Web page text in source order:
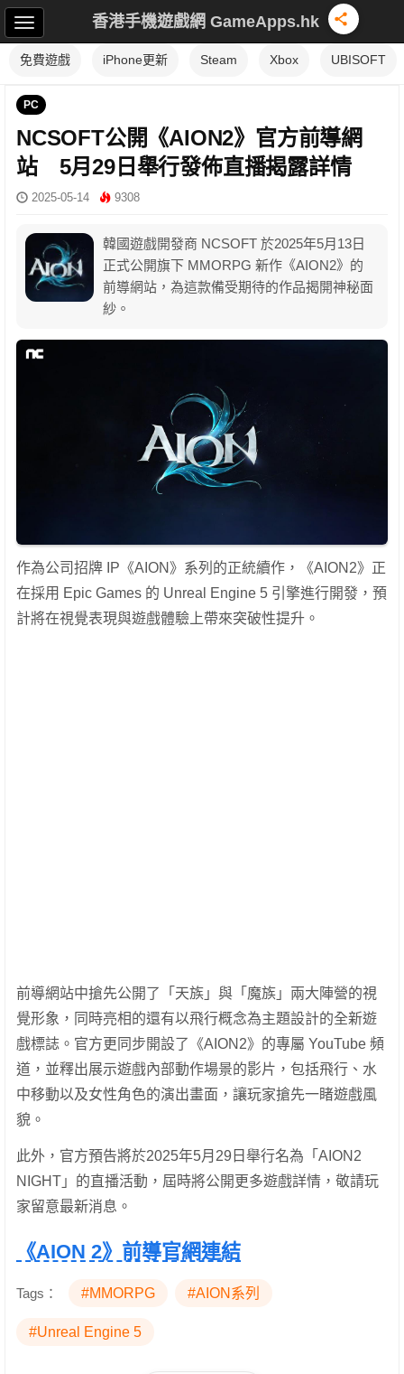
香港手機遊戲網 GameApps.hk
免費遊戲 iPhone更新 Steam Xbox UBISOFT
PC
NCSOFT公開《AION2》官方前導網
站 5月29日舉行發佈直播揭露詳情
2025-05-14 9308
韓國遊戲開發商 NCSOFT 於2025年5月13日
正式公開旗下 MMORPG 新作《AION2》的
前導網站，為這款備受期待的作品揭開神秘面
紗。
作為公司招牌 IP《AION》系列的正統續作，《AION2》正
在採用 Epic Games 的 Unreal Engine 5 引擎進行開發，預
計將在視覺表現與遊戲體驗上帶來突破性提升。
前導網站中搶先公開了「天族」與「魔族」兩大陣營的視
覺形象，同時亮相的還有以飛行概念為主題設計的全新遊
戲標誌。官方更同步開設了《AION2》的專屬 YouTube 頻
道，並釋出展示遊戲內部動作場景的影片，包括飛行、水
中移動以及女性角色的演出畫面，讓玩家搶先一睹遊戲風
貌。
此外，官方預告將於2025年5月29日舉行名為「AION2
NIGHT」的直播活動，屆時將公開更多遊戲詳情，敬請玩
家留意最新消息。
《AION 2》前導官網連結
Tags： #MMORPG #AION系列
#Unreal Engine 5